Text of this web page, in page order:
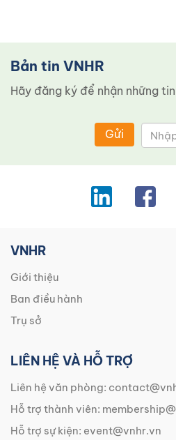
Bản tin VNHR
Hãy đăng ký để nhận những
Gửi
VNHR
Giới thiệu
Ban điều hành
Trụ sở
LIÊN HỆ VÀ HỖ TRỢ
Liên hệ văn phòng:
Hỗ trợ thành viên:
Hỗ trợ sự kiện: event@vnhr.vn